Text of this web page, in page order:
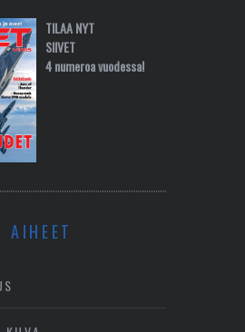
TILAA NYT
SIIVET
4 numeroa vuodessa!
AIHEET